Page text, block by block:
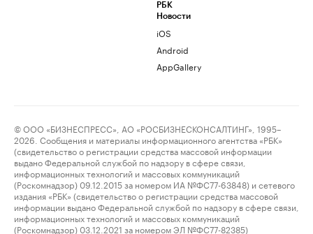
РБК
Новости
iOS
Android
AppGallery
© ООО «БИЗНЕСПРЕСС», АО «РОСБИЗНЕСКОНСАЛТИНГ», 1995–
2026. Сообщения и материалы информационного агентства «РБК»
(свидетельство о регистрации средства массовой информации
выдано Федеральной службой по надзору в сфере связи,
информационных технологий и массовых коммуникаций
(Роскомнадзор) 09.12.2015 за номером ИА №ФС77-63848) и сетевого
издания «РБК» (свидетельство о регистрации средства массовой
информации выдано Федеральной службой по надзору в сфере связи,
информационных технологий и массовых коммуникаций
(Роскомнадзор) 03.12.2021 за номером ЭЛ №ФС77-82385)